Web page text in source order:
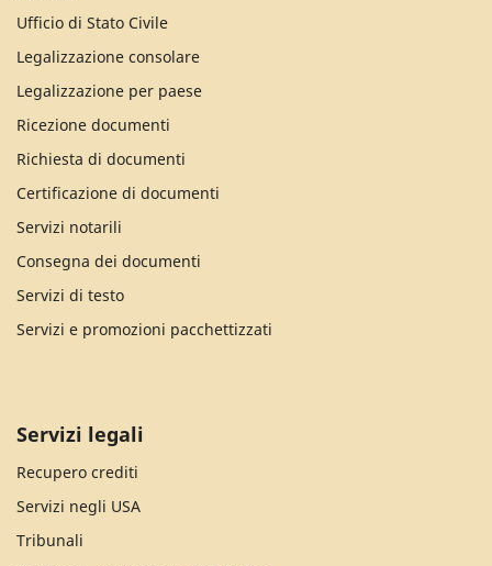
Ufficio di Stato Civile
Legalizzazione consolare
Legalizzazione per paese
Ricezione documenti
Richiesta di documenti
Certificazione di documenti
Servizi notarili
Consegna dei documenti
Servizi di testo
Servizi e promozioni pacchettizzati
Servizi legali
Recupero crediti
Servizi negli USA
Tribunali